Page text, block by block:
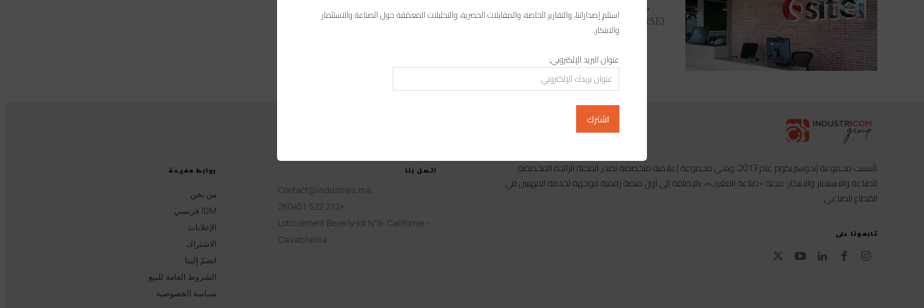
مجلة صناعة المغرب توجت مجموعة سيتل بعلامة المسؤولية الاجتماعية للمقاولات
(RSE). والتي تعتبر اعترافًا رسميًا باحترام المقاولات المغربية لالتزامها بمراعاة المبادئ
روابط مفيدة
من نحن
IDM فرنسي
الإعلانات
الاشتراك
انضمّ إلينا
الشروط العامة للبيع
سياسة الخصوصية
اتصل بنا
Contact@industries.ma
+212 522 260451
Lotissement Beverly-lot N°6- Californie -
Casablanca
تأسست مجموعة إندوستريكوم عام 2013، وهي مجموعة إعلامية متخصصة تصدر المجلة الرائدة المخصصة
للصناعة والاستثمار والابتكار: مجلة «صناعة المغرب»، بالإضافة إلى أول منصة رقمية موجهة لخدمة المهنيين في
القطاع الصناعي.
تابعونا على
استلم إصداراتنا، والتقارير الخاصة، والمقابلات الحصرية، والتحليلات المعمّقة حول الصناعة والاستثمار
والابتكار.
عنوان البريد الإلكتروني: